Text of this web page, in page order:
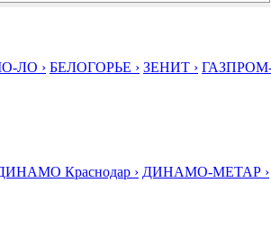
ЛО › БЕЛОГОРЬЕ › ЗЕНИТ ›
Краснодар › ДИНАМО-МЕТАР ›